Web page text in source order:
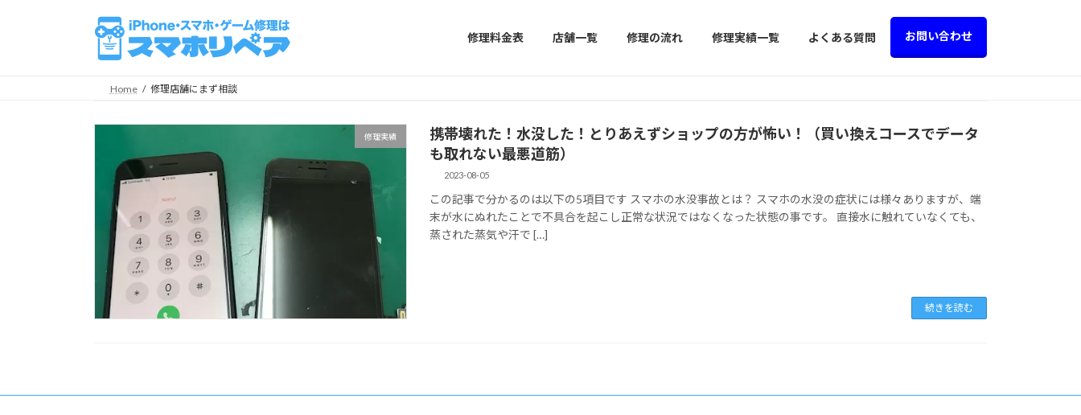
修理料金表 店舗一覧 修理の流れ 修理実績一覧 よくある質問 お問い合わせ
Home 修理店舗にまず相談
修理実績
携帯壊れた！水没した！とりあえずショップの方が怖い！（買い換えコースでデータ
も取れない最悪道筋）
2023-08-05
この記事で分かるのは以下の5項目です スマホの水没事故とは？ スマホの水没の症状には様々ありますが、端
末が水にぬれたことで不具合を起こし正常な状況ではなくなった状態の事です。 直接水に触れていなくても、
蒸された蒸気や汗で […]
続きを読む